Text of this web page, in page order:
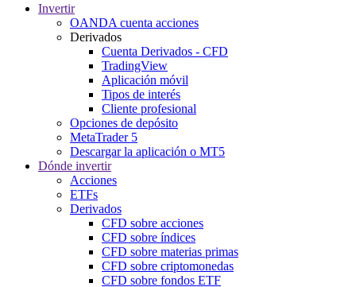
Invertir
OANDA cuenta acciones
Derivados
Cuenta Derivados - CFD
TradingView
Aplicación móvil
Tipos de interés
Cliente profesional
Opciones de depósito
MetaTrader 5
Descargar la aplicación o MT5
Dónde invertir
Acciones
ETFs
Derivados
CFD sobre acciones
CFD sobre índices
CFD sobre materias primas
CFD sobre criptomonedas
CFD sobre fondos ETF